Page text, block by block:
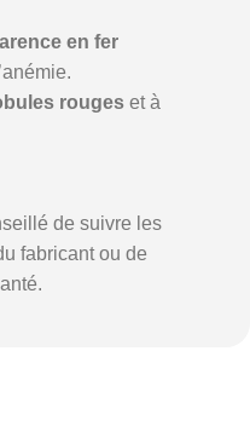
en fer
rouges et à
de suivre les
fabricant ou de